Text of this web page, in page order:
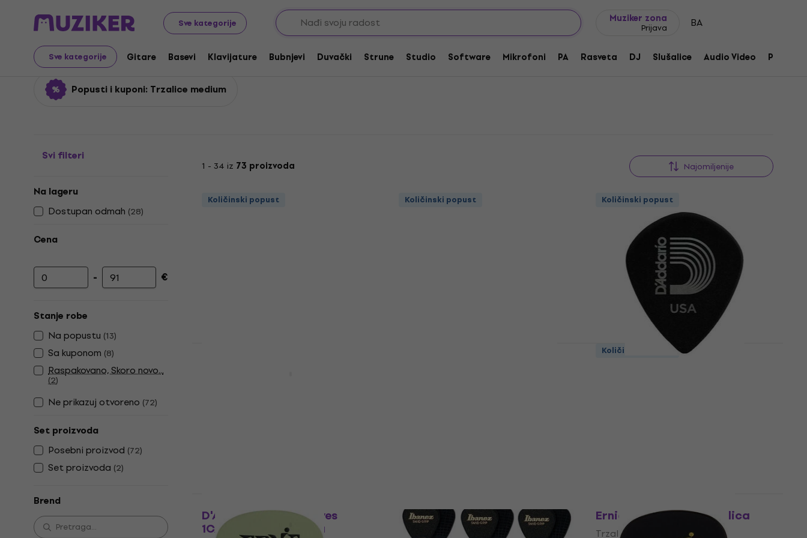
Sve kategorije
Muziker zona
Prijava BA
Sve kategorije Gitare Basevi Klavijature Bubnjevi Duvački Strune Studio Software Mikrofoni PA Rasveta DJ Slušalice Audio Video Pribor
Muzički instrumenti Gitare Oprema za gitare Trzalice za gitaru
Trzalice medium
Popusti i kuponi: Trzalice medium
Svi filteri
Na lageru
Dostupan odmah (28)
Cena
Minimalna cena
- Maksimalna cena
€
Stanje robe
Na popustu (13)
Sa kuponom (8)
Raspakovano, Skoro novo...
(2)
Ne prikazuj otvoreno (72)
Set proizvoda
Posebni proizvod (72)
Set proizvoda (2)
Brend
1 - 34 iz 73 proizvoda Najomiljenije
Količinski popust Količinski popust Količinski popust
D'Addario Planet Waves
1CAB4-15BT2 Trzalica
D'Addario Planet Waves
1DGN4-100 Trzalica
Količinski popust
Ernie Ball P376160 Trzalica
Trzalica